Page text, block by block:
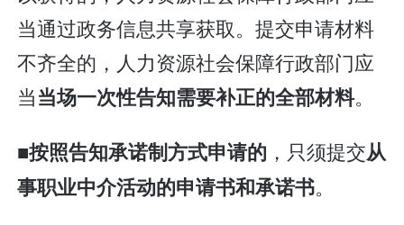
当通过政务信息共享获取。提交申请材料
不齐全的，人力资源社会保障行政部门应
当当场一次性告知需要补正的全部材料。
■按照告知承诺制方式申请的 ，只须提交从
事职业中介活动的申请书和承诺书。